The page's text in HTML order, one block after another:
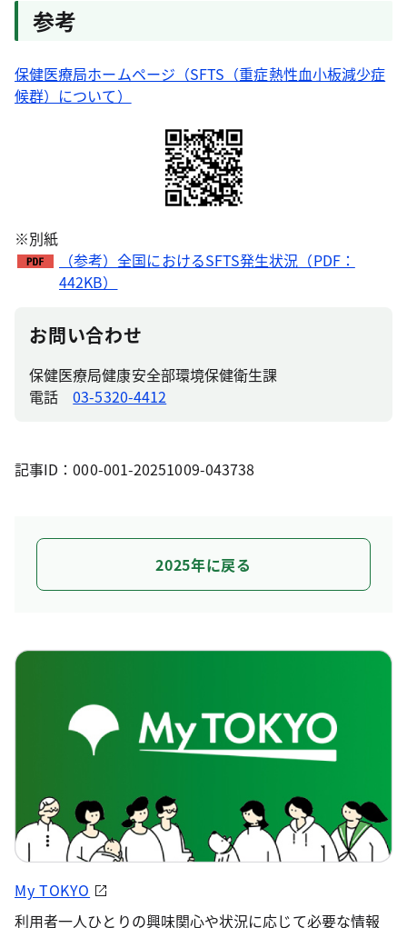
参考
保健医療局ホームページ（SFTS（重症熱性血小板減少症
候群）について）
※別紙
（参考）全国におけるSFTS発生状況（PDF：
442KB）
お問い合わせ
保健医療局健康安全部環境保健衛生課
電話03-5320-4412
記事ID：000-001-20251009-043738
2025年に戻る
My TOKYO
利用者一人ひとりの興味関心や状況に応じて必要な情報